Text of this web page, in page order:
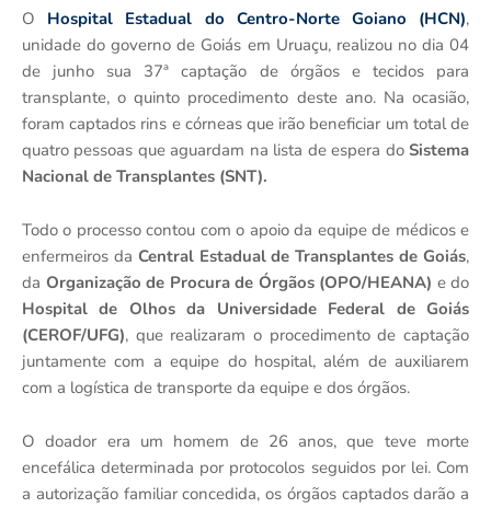
O Hospital Estadual do Centro-Norte Goiano (HCN),
unidade do governo de Goiás em Uruaçu, realizou no dia 04
de junho sua 37ª captação de órgãos e tecidos para
transplante, o quinto procedimento deste ano. Na ocasião,
foram captados rins e córneas que irão beneficiar um total de
quatro pessoas que aguardam na lista de espera do Sistema
Nacional de Transplantes (SNT).
Todo o processo contou com o apoio da equipe de médicos e
enfermeiros da Central Estadual de Transplantes de Goiás,
da Organização de Procura de Órgãos (OPO/HEANA) e do
Hospital de Olhos da Universidade Federal de Goiás
(CEROF/UFG), que realizaram o procedimento de captação
juntamente com a equipe do hospital, além de auxiliarem
com a logística de transporte da equipe e dos órgãos.
O doador era um homem de 26 anos, que teve morte
encefálica determinada por protocolos seguidos por lei. Com
a autorização familiar concedida, os órgãos captados darão a